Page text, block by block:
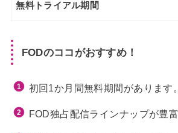
無料トライアル期間
FODのココがおすすめ！
初回1か月間無料期間があります。
FOD独占配信ラインナップが豊富